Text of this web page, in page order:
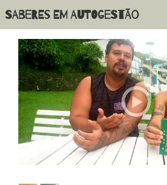
para
o
conteúdo
principal
SABERES EM AUTOGESTÃO